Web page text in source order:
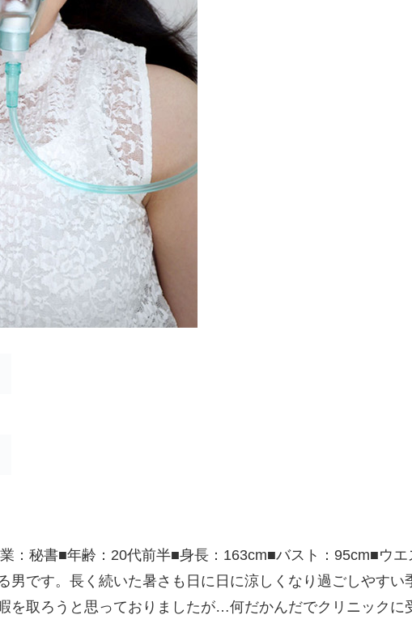
：秘書■年齢：20代前半■身長：163cm■バスト：95cm■ウ
男です。長く続いた暑さも日に日に涼しくなり過ごしやす
を取ろうと思っておりましたが…何だかんだでクリニック